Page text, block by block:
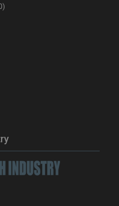
CookieScript
www.dailyhealthindustry.it